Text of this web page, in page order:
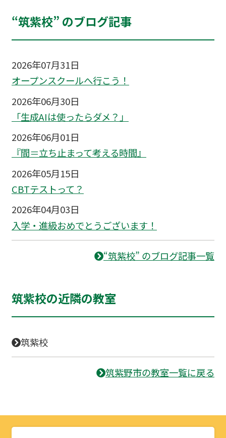
“筑紫校” のブログ記事
2026年07月31日
オープンスクールへ行こう！
2026年06月30日
「生成AIは使ったらダメ？」
2026年06月01日
『間＝立ち止まって考える時間』
2026年05月15日
CBTテストって？
2026年04月03日
入学・進級おめでとうございます！
“筑紫校” のブログ記事一覧
筑紫校の近隣の教室
筑紫校
筑紫野市の教室一覧に戻る